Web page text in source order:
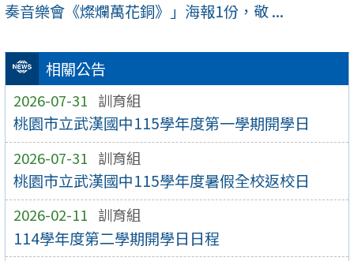
相關公告
2026-07-31 訓育組
桃園市立武漢國中115學年度第一學期開學日
2026-07-31 訓育組
桃園市立武漢國中115學年度暑假全校返校日
2026-02-11 訓育組
114學年度第二學期開學日日程
奏音樂會《燦爛萬花銅》」海報1份，敬 ...